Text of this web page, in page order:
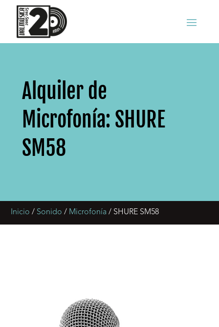
Alquiler de
Microfonía: SHURE
SM58
Inicio / Sonido / Microfonía / SHURE SM58